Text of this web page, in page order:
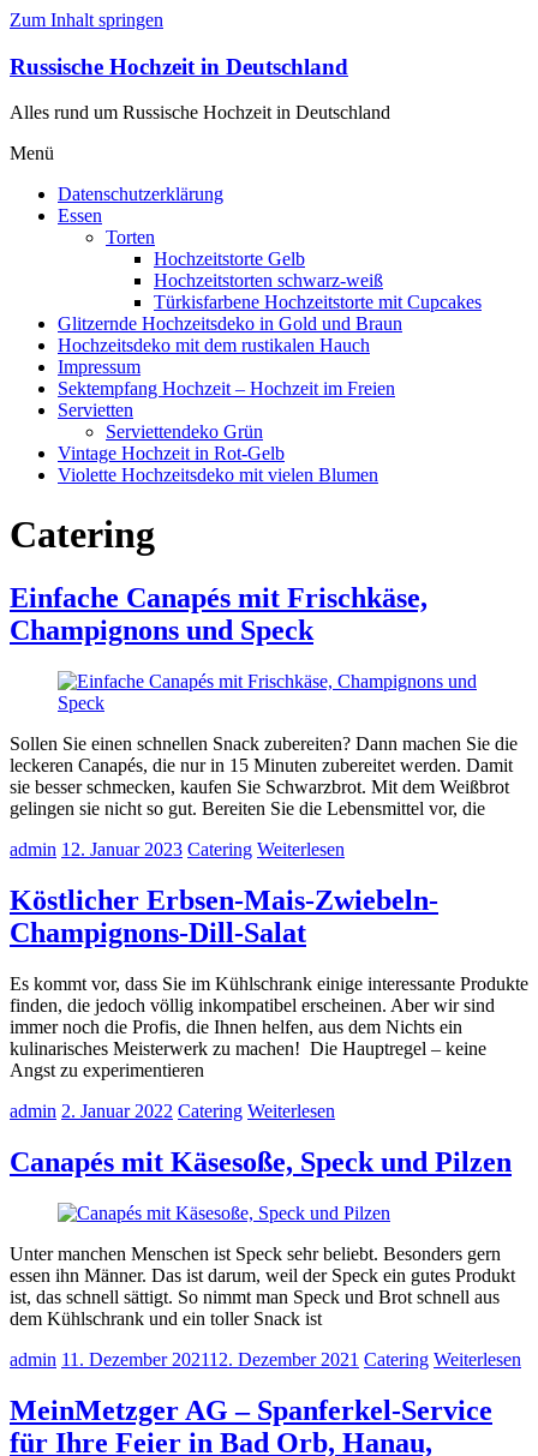
Zum Inhalt springen
Russische Hochzeit in Deutschland
Alles rund um Russische Hochzeit in Deutschland
Menü
Datenschutzerklärung
Essen
Torten
Hochzeitstorte Gelb
Hochzeitstorten schwarz-weiß
Türkisfarbene Hochzeitstorte mit Cupcakes
Glitzernde Hochzeitsdeko in Gold und Braun
Hochzeitsdeko mit dem rustikalen Hauch
Impressum
Sektempfang Hochzeit – Hochzeit im Freien
Servietten
Serviettendeko Grün
Vintage Hochzeit in Rot-Gelb
Violette Hochzeitsdeko mit vielen Blumen
Catering
Einfache Canapés mit Frischkäse,
Champignons und Speck
Sollen Sie einen schnellen Snack zubereiten? Dann machen Sie die
leckeren Canapés, die nur in 15 Minuten zubereitet werden. Damit
sie besser schmecken, kaufen Sie Schwarzbrot. Mit dem Weißbrot
gelingen sie nicht so gut. Bereiten Sie die Lebensmittel vor, die
admin 12. Januar 2023 Catering Weiterlesen
Köstlicher Erbsen-Mais-Zwiebeln-
Champignons-Dill-Salat
Es kommt vor, dass Sie im Kühlschrank einige interessante Produkte
finden, die jedoch völlig inkompatibel erscheinen. Aber wir sind
immer noch die Profis, die Ihnen helfen, aus dem Nichts ein
kulinarisches Meisterwerk zu machen! Die Hauptregel – keine
Angst zu experimentieren
admin 2. Januar 2022 Catering Weiterlesen
Canapés mit Käsesoße, Speck und Pilzen
Unter manchen Menschen ist Speck sehr beliebt. Besonders gern
essen ihn Männer. Das ist darum, weil der Speck ein gutes Produkt
ist, das schnell sättigt. So nimmt man Speck und Brot schnell aus
dem Kühlschrank und ein toller Snack ist
admin 11. Dezember 202112. Dezember 2021 Catering Weiterlesen
MeinMetzger AG – Spanferkel-Service
für Ihre Feier in Bad Orb, Hanau,